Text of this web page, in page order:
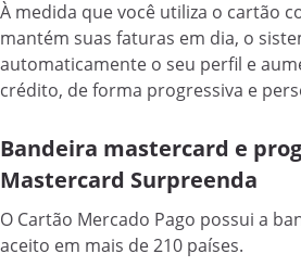
À medida que você utiliza o cartão
mantém suas faturas em dia, o
automaticamente o seu perfil e
crédito, de forma progressiva e
Bandeira mastercard e
Mastercard Surpreenda
O Cartão Mercado Pago possui a
aceito em mais de 210 países.